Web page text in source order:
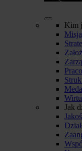
Kim
Jak